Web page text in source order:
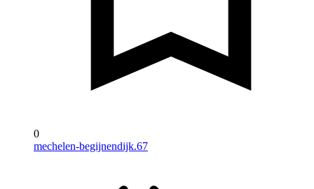
0
mechelen-begijnendijk.67